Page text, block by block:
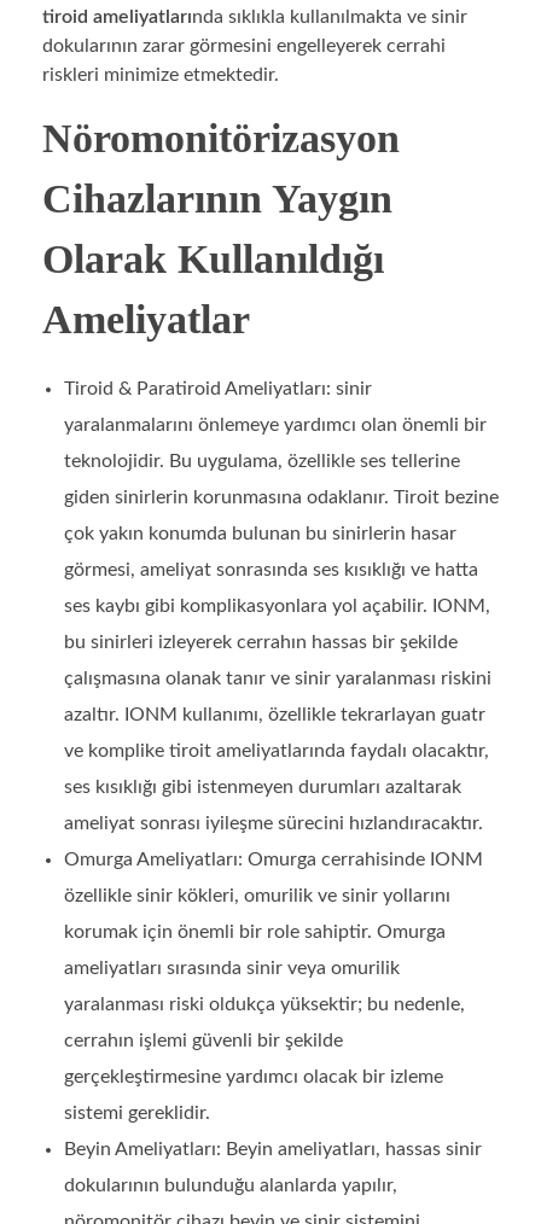
tiroid ameliyatlarında sıklıkla kullanılmakta ve sinir
dokularının zarar görmesini engelleyerek cerrahi
riskleri minimize etmektedir.
Nöromonitörizasyon
Cihazlarının Yaygın
Olarak Kullanıldığı
Ameliyatlar
Tiroid & Paratiroid Ameliyatları: sinir
yaralanmalarını önlemeye yardımcı olan önemli bir
teknolojidir. Bu uygulama, özellikle ses tellerine
giden sinirlerin korunmasına odaklanır. Tiroit bezine
çok yakın konumda bulunan bu sinirlerin hasar
görmesi, ameliyat sonrasında ses kısıklığı ve hatta
ses kaybı gibi komplikasyonlara yol açabilir. IONM,
bu sinirleri izleyerek cerrahın hassas bir şekilde
çalışmasına olanak tanır ve sinir yaralanması riskini
azaltır. IONM kullanımı, özellikle tekrarlayan guatr
ve komplike tiroit ameliyatlarında faydalı olacaktır,
ses kısıklığı gibi istenmeyen durumları azaltarak
ameliyat sonrası iyileşme sürecini hızlandıracaktır.
Omurga Ameliyatları: Omurga cerrahisinde IONM
özellikle sinir kökleri, omurilik ve sinir yollarını
korumak için önemli bir role sahiptir. Omurga
ameliyatları sırasında sinir veya omurilik
yaralanması riski oldukça yüksektir; bu nedenle,
cerrahın işlemi güvenli bir şekilde
gerçekleştirmesine yardımcı olacak bir izleme
sistemi gereklidir.
Beyin Ameliyatları: Beyin ameliyatları, hassas sinir
dokularının bulunduğu alanlarda yapılır,